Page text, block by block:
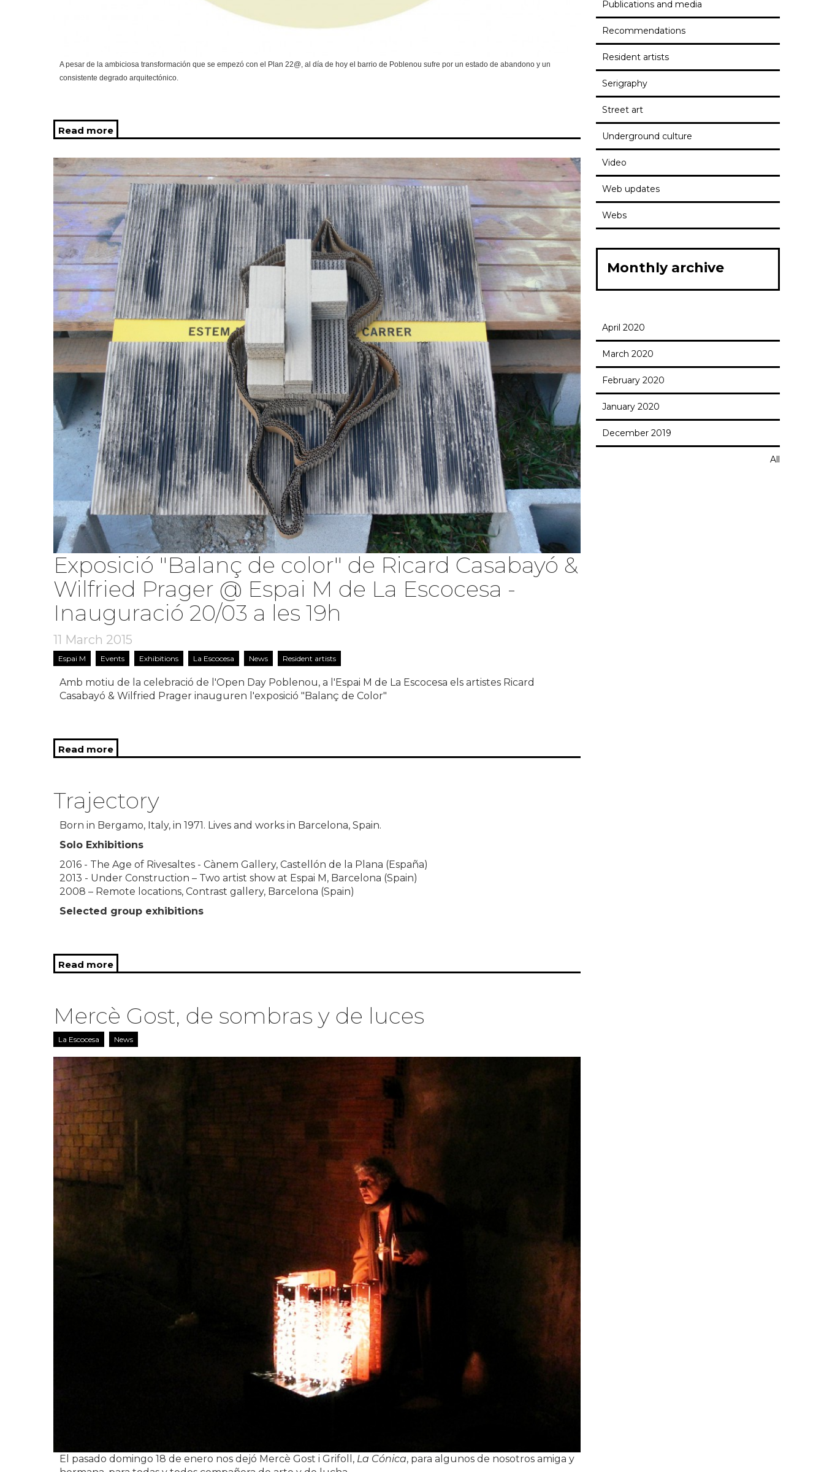
A pesar de la ambiciosa transformación que se empezó con el Plan 22@, al día de hoy el barrio de Poblenou sufre por un estado de abandono y un
consistente degrado arquitectónico.
Read more
Exposició "Balanç de color" de Ricard Casabayó &
Wilfried Prager @ Espai M de La Escocesa -
Inauguració 20/03 a les 19h
11 March 2015
Espai M Events Exhibitions La Escocesa News Resident artists
Amb motiu de la celebració de l'Open Day Poblenou, a l'Espai M de La Escocesa els artistes Ricard
Casabayó & Wilfried Prager inauguren l'exposició "Balanç de Color"
Read more
Escocesa - Inauguració 20/03 a les 19h
Trajectory
Born in Bergamo, Italy, in 1971. Lives and works in Barcelona, Spain.
Solo Exhibitions
2016 - The Age of Rivesaltes - Cànem Gallery, Castellón de la Plana (España)
2013 - Under Construction – Two artist show at Espai M, Barcelona (Spain)
2008 – Remote locations, Contrast gallery, Barcelona (Spain)
Selected group exhibitions
Read more
Mercè Gost, de sombras y de luces
La Escocesa News
El pasado domingo 18 de enero nos dejó Mercè Gost i Grifoll, La Cónica, para algunos de nosotros amiga y
Publications and media
Recommendations
Resident artists
Serigraphy
Street art
Underground culture
Video
Web updates
Webs
Monthly archive
April 2020
March 2020
February 2020
January 2020
December 2019
All